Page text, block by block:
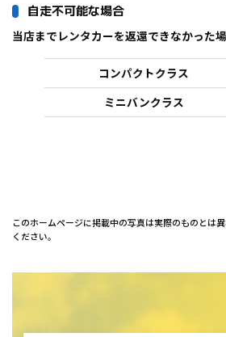
自走不可能な場合
当店までレンタカーを返還できなかった
コンパクトクラス
ミニバンクラス
このホームページに掲載中の写真は実際のものとは
ください。